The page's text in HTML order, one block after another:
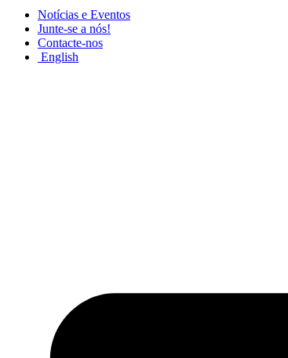
Notícias e Eventos
Junte-se a nós!
Contacte-nos
English